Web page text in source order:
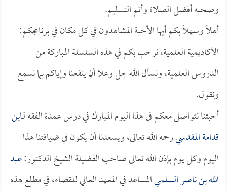
وصحبه أفضل الصلاة وأتم التسليم.
أهلاً وسهلاً بكم أيها الأحبة المشاهدون في كل مكان في برنامجكم:
الأكاديمية العلمية، نرحب بكم في هذه السلسلة المباركة من
الدروس العلمية، ونسأل الله جل وعلا أن ينفعنا وإياكم بما نسمع
ونقول.
أحبتنا نتواصل معكم في هذا اليوم المبارك في درس عمدة الفقه لـابن
قدامة المقدسيرحمه الله تعالى، ويسعدنا أن يكون في ضيافتنا هذا
اليوم وكل يوم بإذن الله تعالى صاحب الفضيلة الشيخ الدكتور:عبد
الله بن ناصر السلميالمساعد في المعهد العالي للقضاء، في مطلع هذه